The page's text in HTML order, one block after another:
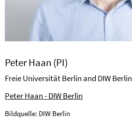
Peter Haan (PI)
Freie Universität Berlin and DIW Berlin
Peter Haan - DIW Berlin
Bildquelle: DIW Berlin